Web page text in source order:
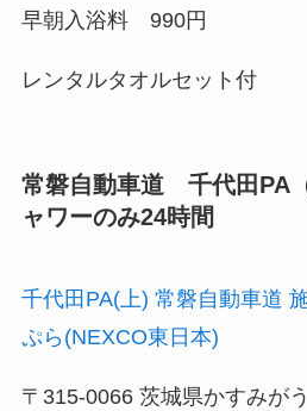
早朝入浴料 990円
レンタルタオルセット付
常磐自動車道 千代田PA
ャワーのみ24時間
千代田PA(上) 常磐自動車道
ぷら(NEXCO東日本)
〒315-0066 茨城県かすみが